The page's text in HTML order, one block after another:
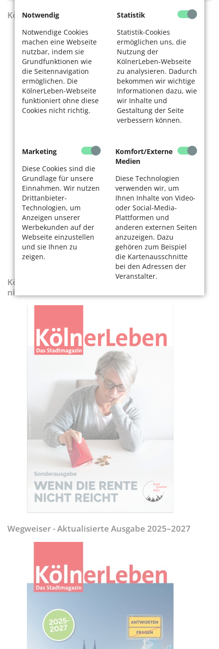
Notwendig
Notwendige Cookies
machen eine Webseite
nutzbar, indem sie
Grundfunktionen wie
die Seitennavigation
ermöglichen. Die
KölnerLeben-Webseite
funktioniert ohne diese
Cookies nicht richtig.
Statistik
Statistik-Cookies
ermöglichen uns, die
Nutzung der
KölnerLeben-Webseite
zu analysieren. Dadurch
bekommen wir wichtige
Informationen dazu, wie
wir Inhalte und
Gestaltung der Seite
verbessern können.
Marketing
Diese Cookies sind die
Grundlage für unsere
Einnahmen. Wir nutzen
Drittanbieter-
Technologien, um
Anzeigen unserer
Werbekunden auf der
Webseite einzustellen
und sie Ihnen zu
zeigen.
Komfort/Externe
Medien
Diese Technologien
verwenden wir, um
Ihnen Inhalte von Video-
oder Social-Media-
Plattformen und
anderen externen Seiten
anzuzeigen. Dazu
gehören zum Beispiel
die Kartenausschnitte
bei den Adressen der
Veranstalter.
KölnerLeben Sommer 2026
KölnerLeben-Sonderausgabe „Wenn die Rente
nicht reicht“
Wegweiser - Aktualisierte Ausgabe 2025–2027